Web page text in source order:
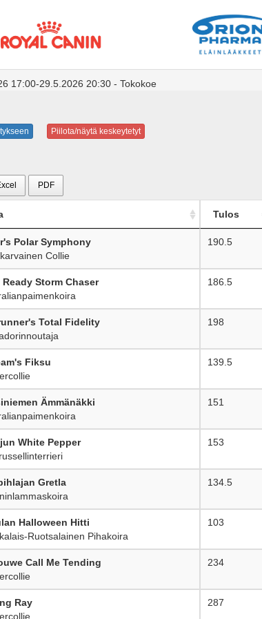
17:00-29.5.2026 20:30 - Tokokoe
Piilota/näytä keskeytetyt
PDF
Tulos
Polar Symphony
Collie
190.5
Ready Storm Chaser
186.5
Total Fidelity
198
Fiksu
139.5
Ämmänäkki
151
White Pepper
153
Gretla
134.5
Halloween Hitti
Ruotsalainen Pihakoira
103
Call Me Tending
234
Ray
287